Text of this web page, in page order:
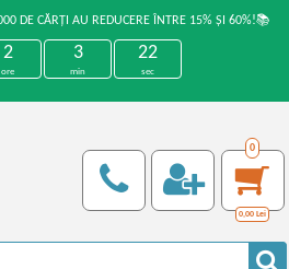
DE CĂRȚI AU REDUCERE ÎNTRE 15% ȘI 60%!📚
2
ore
3
min
22
sec
0
0,00 Lei